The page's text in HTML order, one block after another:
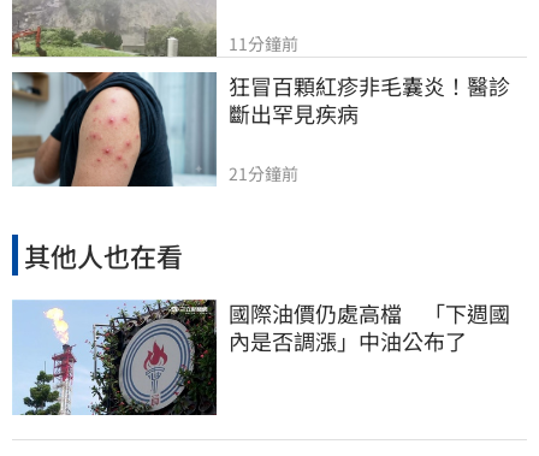
11分鐘前
狂冒百顆紅疹非毛囊炎！醫診
斷出罕見疾病
21分鐘前
其他人也在看
國際油價仍處高檔 「下週國
內是否調漲」中油公布了